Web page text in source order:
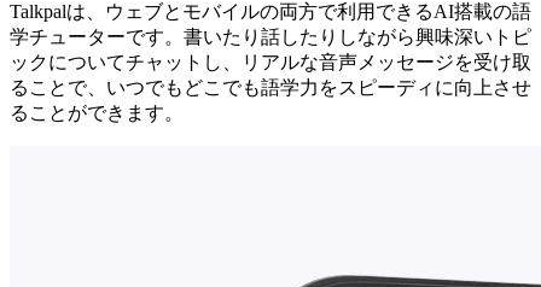
Talkpalは、ウェブとモバイルの両方で利用できるAI搭載の語
学チューターです。書いたり話したりしながら興味深いトピ
ックについてチャットし、リアルな音声メッセージを受け取
ることで、いつでもどこでも語学力をスピーディに向上させ
ることができます。